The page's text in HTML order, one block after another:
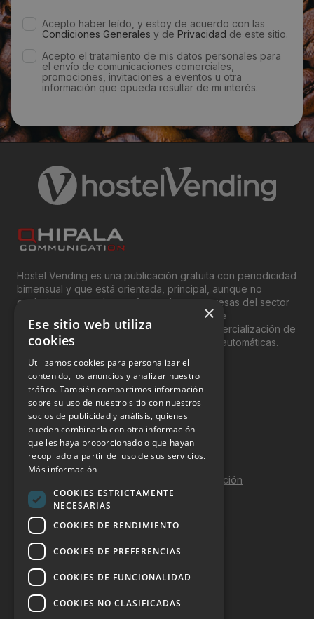
Acepto haber leído, y estoy de acuerdo con las
Condiciones Generales y de Privacidad de este sitio.
Acepto el tratamiento de mis datos personales para
el envío de comunicaciones comerciales,
promociones, invitaciones a eventos u otra
información que opueda resultar de mi interés.
Hostel Vending es una publicación gratuita con periodicidad
bimensual y que está orientada, principal, aunque no
exclusivamente, a los profesionales y empresas del sector
del “Vending”; nombre con el que se conoce
genéricamente entre profesionales a la comercialización de
productos y servicios a través de máquinas automáticas.
INFORMACIÓN LEGAL
Aviso Legal
Política de Privacidad
Política de Cookies
Política de calidad y seguridad de la información
Contacto
DOSSIER Y CONTRATACIÓN
Dossier 2026 (ES)
×
Ese sitio web utiliza
cookies
Utilizamos cookies para personalizar el
contenido, los anuncios y analizar nuestro
tráfico. También compartimos información
sobre su uso de nuestro sitio con nuestros
socios de publicidad y análisis, quienes
pueden combinarla con otra información
que les haya proporcionado o que hayan
recopilado a partir del uso de sus servicios.
Más información
COOKIES ESTRICTAMENTE
NECESARIAS
COOKIES DE RENDIMIENTO
COOKIES DE PREFERENCIAS
COOKIES DE FUNCIONALIDAD
COOKIES NO CLASIFICADAS